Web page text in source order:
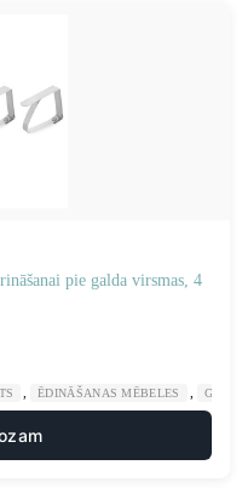
pie galda virsmas, 4
ĒDINĀŠANAS MĒBELES